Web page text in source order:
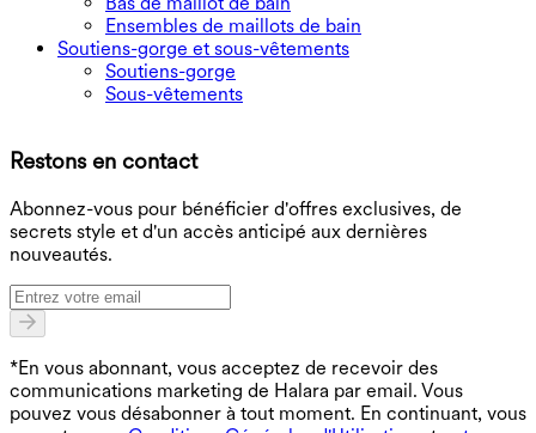
Ensembles de maillots de bain
Soutiens-gorge et sous-vêtements
Soutiens-gorge
Sous-vêtements
Restons en contact
Abonnez-vous pour bénéficier d'offres exclusives, de
secrets style et d'un accès anticipé aux dernières
nouveautés.
*En vous abonnant, vous acceptez de recevoir des
communications marketing de Halara par email. Vous
pouvez vous désabonner à tout moment. En continuant, vous